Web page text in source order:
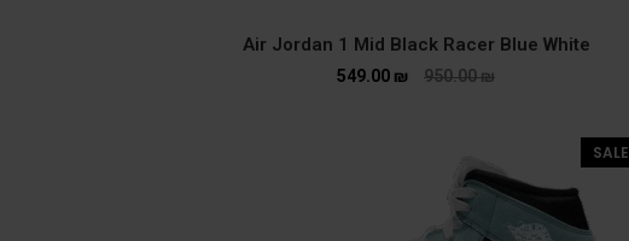
Air Jordan 1 Mid Black Racer Blue White
950.00₪
549.00 ₪
SALE